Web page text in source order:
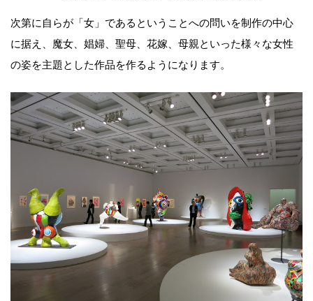
次第に自らが「女」であるということへの問いを制作の中心
に据え、魔女、娼婦、聖母、花嫁、母親といった様々な女性
の姿を主題とした作品を作るようになります。